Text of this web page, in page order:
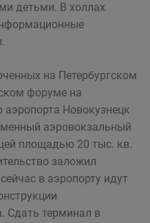
детьми. В холлах
на Петербургском
форуме на
Новокузнецк
аэровокзальный
площадью 20 тыс. кв.
заложил
в аэропорту идут
Сдать терминал в